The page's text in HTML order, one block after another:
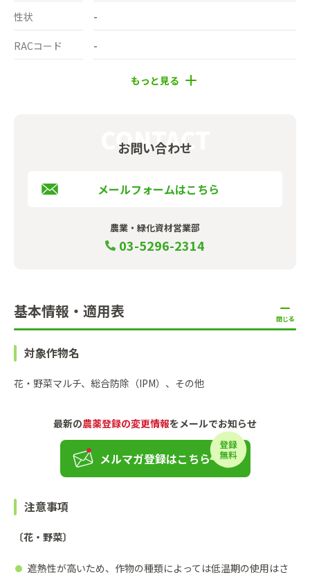
性状 -
RACコード -
お問い合わせ
メールフォームはこちら
農業・緑化資材営業部
03-5296-2314
基本情報・適用表
対象作物名
花・野菜マルチ、総合防除（IPM）、その他
最新の農薬登録の変更情報をメールでお知らせ
メルマガ登録はこちら
注意事項
〔花・野菜〕
遮熱性が高いため、作物の種類によっては低温期の使用はさ